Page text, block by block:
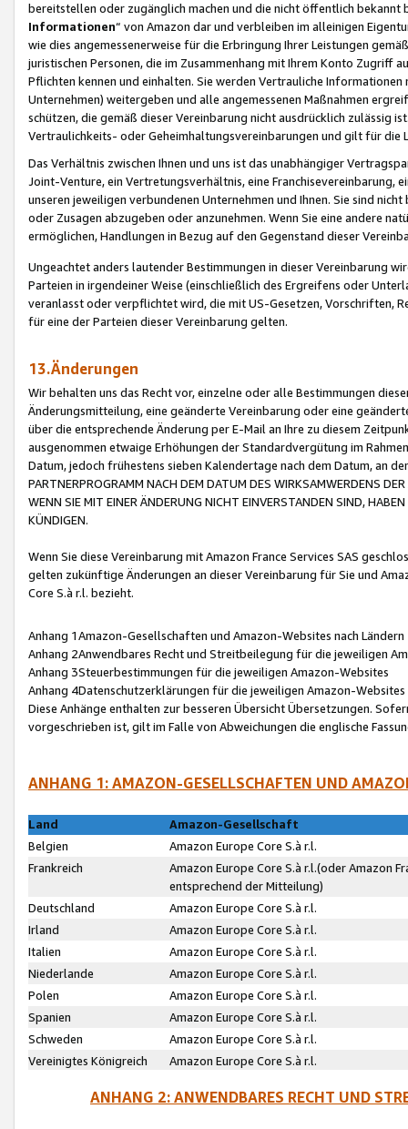
bereitstellen oder zugänglich machen und die nicht öffentlich
Informationen“ von Amazon dar und verbleiben im alleinigen
wie dies angemessenerweise für die Erbringung Ihrer Leistungen
juristischen Personen, die im Zusammenhang mit Ihrem Konto
Pflichten kennen und einhalten. Sie werden Vertrauliche
Unternehmen) weitergeben und alle angemessenen Maßnahmen
schützen, die gemäß dieser Vereinbarung nicht ausdrücklich zulässig
Vertraulichkeits- oder Geheimhaltungsvereinbarungen und gilt für die
Das Verhältnis zwischen Ihnen und uns ist das unabhängiger
Joint-Venture, ein Vertretungsverhältnis, eine Franchisevereinbarung,
unseren jeweiligen verbundenen Unternehmen und Ihnen. Sie sind
oder Zusagen abzugeben oder anzunehmen. Wenn Sie eine andere
ermöglichen, Handlungen in Bezug auf den Gegenstand dieser
Ungeachtet anders lautender Bestimmungen in dieser Vereinbarung
Parteien in irgendeiner Weise (einschließlich des Ergreifens oder
veranlasst oder verpflichtet wird, die mit US-Gesetzen, Vorschriften,
für eine der Parteien dieser Vereinbarung gelten.
13.Änderungen
Wir behalten uns das Recht vor, einzelne oder alle Bestimmungen
Änderungsmitteilung, eine geänderte Vereinbarung oder eine
über die entsprechende Änderung per E-Mail an Ihre zu diesem
ausgenommen etwaige Erhöhungen der Standardvergütung im
Datum, jedoch frühestens sieben Kalendertage nach dem Datum, an
PARTNERPROGRAMM NACH DEM DATUM DES WIRKSAMWERDENS
WENN SIE MIT EINER ÄNDERUNG NICHT EINVERSTANDEN SIND,
KÜNDIGEN.
Wenn Sie diese Vereinbarung mit Amazon France Services SAS
gelten zukünftige Änderungen an dieser Vereinbarung für Sie und
Core S.à r.l. bezieht.
Anhang 1Amazon-Gesellschaften und Amazon-Websites nach Ländern
Anhang 2Anwendbares Recht und Streitbeilegung für die jeweiligen
Anhang 3Steuerbestimmungen für die jeweiligen Amazon-Websites
Anhang 4Datenschutzerklärungen für die jeweiligen Amazon-Websites
Diese Anhänge enthalten zur besseren Übersicht Übersetzungen.
vorgeschrieben ist, gilt im Falle von Abweichungen die englische
ANHANG 1: AMAZON-GESELLSCHAFTEN UND
Land
Amazon-Gesellschaft
Belgien
Amazon Europe Core S.à r.l.
Frankreich
Amazon Europe Core S.à r.l.(oder Amazon
entsprechend der Mitteilung)
Deutschland
Amazon Europe Core S.à r.l.
Irland
Amazon Europe Core S.à r.l.
Italien
Amazon Europe Core S.à r.l.
Niederlande
Amazon Europe Core S.à r.l.
Polen
Amazon Europe Core S.à r.l.
Spanien
Amazon Europe Core S.à r.l.
Schweden
Amazon Europe Core S.à r.l.
Vereinigtes Königreich
Amazon Europe Core S.à r.l.
ANHANG 2: ANWENDBARES RECHT UND